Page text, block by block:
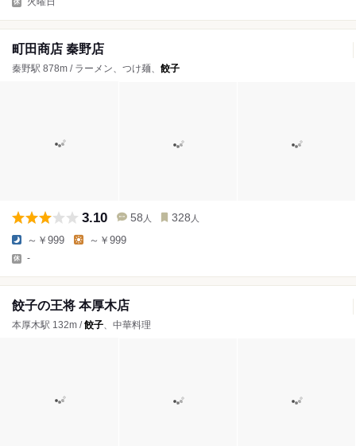
町田商店 秦野店
秦野駅 878m / ラーメン、つけ麺、 餃子
3.10 58 人 328 人
～￥999 ～￥999
-
餃子の王将 本厚木店
本厚木駅 132m /餃子、中華料理